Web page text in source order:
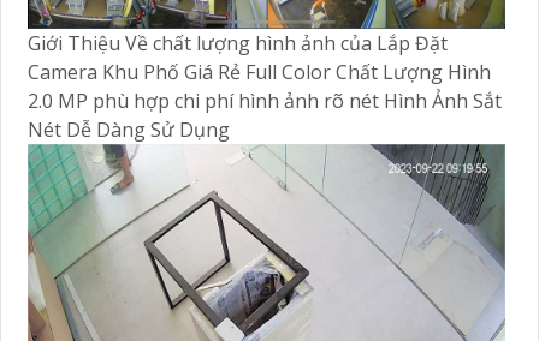
XEM CHI TIẾT LẮP ĐẶT CAMERA
KHU PHỐ GIÁ RẺ FULL COLOR